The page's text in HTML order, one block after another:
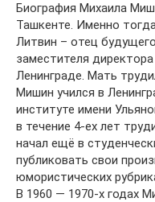
Биография Михаила
Ташкенте. Именно
Литвин – отец
заместителя
Ленинграде. Мать
Мишин учился в
институте имени
в течение 4-ех лет
начал ещё в
публиковать свои
юмористических
В 1960 — 1970-х годах